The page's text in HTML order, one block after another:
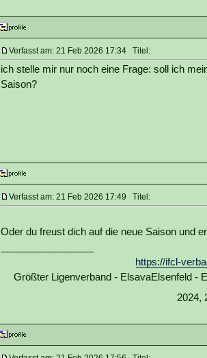
Verfasst am: 21 Feb 2026 17:34 Titel:
ich stelle mir nur noch eine Frage: soll ich
Saison?
Verfasst am: 21 Feb 2026 17:49 Titel:
Oder du freust dich auf die neue Saison und
https://ifcl-
Größter Ligenverband - ElsavaElsenfeld -
2024,